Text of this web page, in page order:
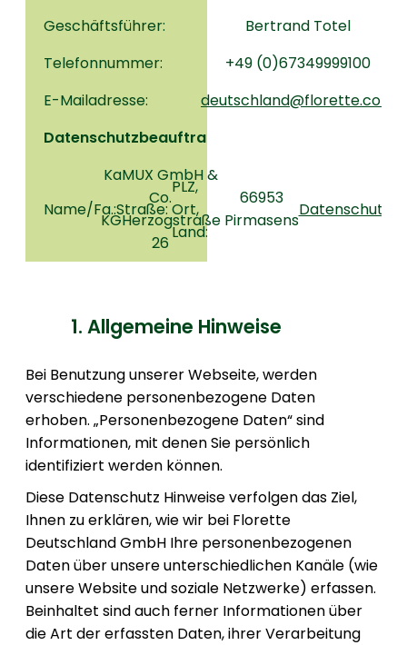
Geschäftsführer:
Bertrand Totel
Telefonnummer:
+49 (0)67349999100
E-Mailadresse:
deutschland@florette.com
Datenschutzbeauftragter:
Name/Fa.:Straße:
PLZ,
Ort,
Land:
Mailadresse:
KaMUX GmbH &
Co.
KGHerzogstraße
26
66953
Pirmasens
1. Allgemeine Hinweise
Bei Benutzung unserer Webseite, werden
verschiedene personenbezogene Daten
erhoben. „Personenbezogene Daten“ sind
Informationen, mit denen Sie persönlich
identifiziert werden können.
Diese Datenschutz Hinweise verfolgen das Ziel,
Ihnen zu erklären, wie wir bei Florette
Deutschland GmbH Ihre personenbezogenen
Daten über unsere unterschiedlichen Kanäle (wie
unsere Website und soziale Netzwerke) erfassen.
Beinhaltet sind auch ferner Informationen über
die Art der erfassten Daten, ihrer Verarbeitung